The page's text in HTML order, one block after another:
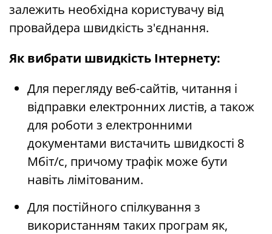
залежить необхідна користувачу від
провайдера швидкість з'єднання.
Як вибрати швидкість Інтернету:
Для перегляду веб-сайтів, читання і
відправки електронних листів, а також
для роботи з електронними
документами вистачить швидкості 8
Мбіт/с, причому трафік може бути
навіть лімітованим.
Для постійного спілкування з
використанням таких програм як,